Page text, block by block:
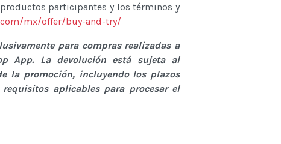
participantes y los términos y
mx/offer/buy-and-try/
para compras realizadas a
App. La devolución está sujeta al
la promoción, incluyendo los plazos
aplicables para procesar el